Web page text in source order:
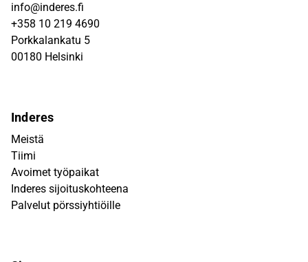
info@inderes.fi
+358 10 219 4690
Porkkalankatu 5
00180 Helsinki
Inderes
Meistä
Tiimi
Avoimet työpaikat
Inderes sijoituskohteena
Palvelut pörssiyhtiöille